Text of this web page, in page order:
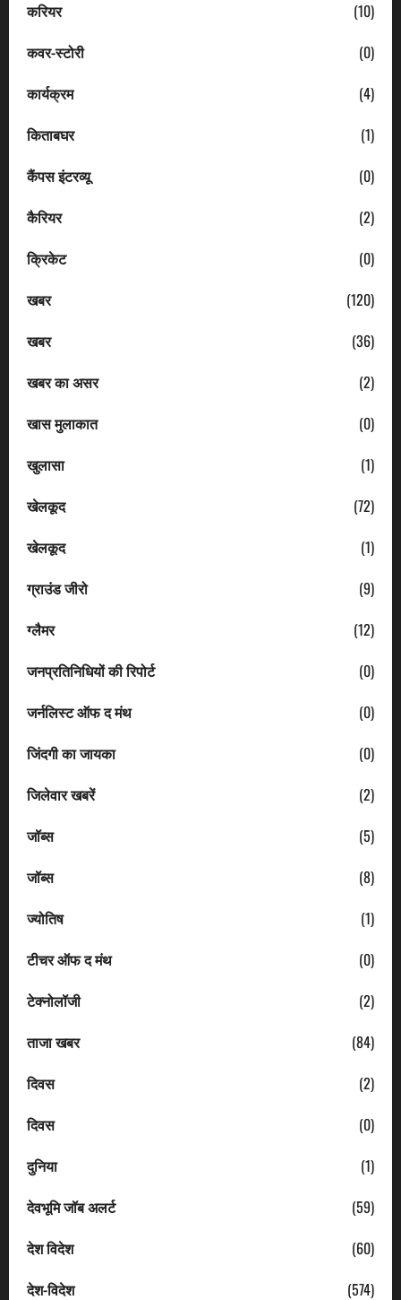
करियर
(10)
कवर-स्टोरी
(0)
कार्यक्रम
(4)
किताबघर
(1)
कैंपस इंटरव्यू
(0)
कैरियर
(2)
क्रिकेट
(0)
खबर
(120)
खबर
(36)
खबर का असर
(2)
खास मुलाकात
(0)
खुलासा
(1)
खेलकूद
(72)
खेलकूद
(1)
ग्राउंड जीरो
(9)
ग्लैमर
(12)
जनप्रतिनिधियों की रिपोर्ट
(0)
जर्नलिस्ट ऑफ द मंथ
(0)
जिंदगी का जायका
(0)
जिलेवार खबरें
(2)
जॉब्स
(5)
जॉब्स
(8)
ज्योतिष
(1)
टीचर ऑफ द मंथ
(0)
टेक्नोलॉजी
(2)
ताजा खबर
(84)
दिवस
(2)
दिवस
(0)
दुनिया
(1)
देवभूमि जॉब अलर्ट
(59)
देश विदेश
(60)
देश-विदेश
(574)